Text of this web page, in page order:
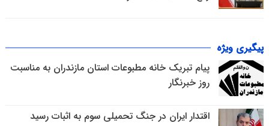
پیگیری ویژه
پیام تبریک خانه مطبوعات استان مازندران به مناسبت
روز خبرنگار
اقتدار ایران در جنگ تحمیلی سوم به اثبات رسید